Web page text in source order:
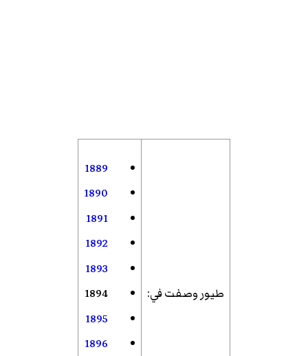
طيور وصفت في:
1889
1890
1891
1892
1893
1894
1895
1896